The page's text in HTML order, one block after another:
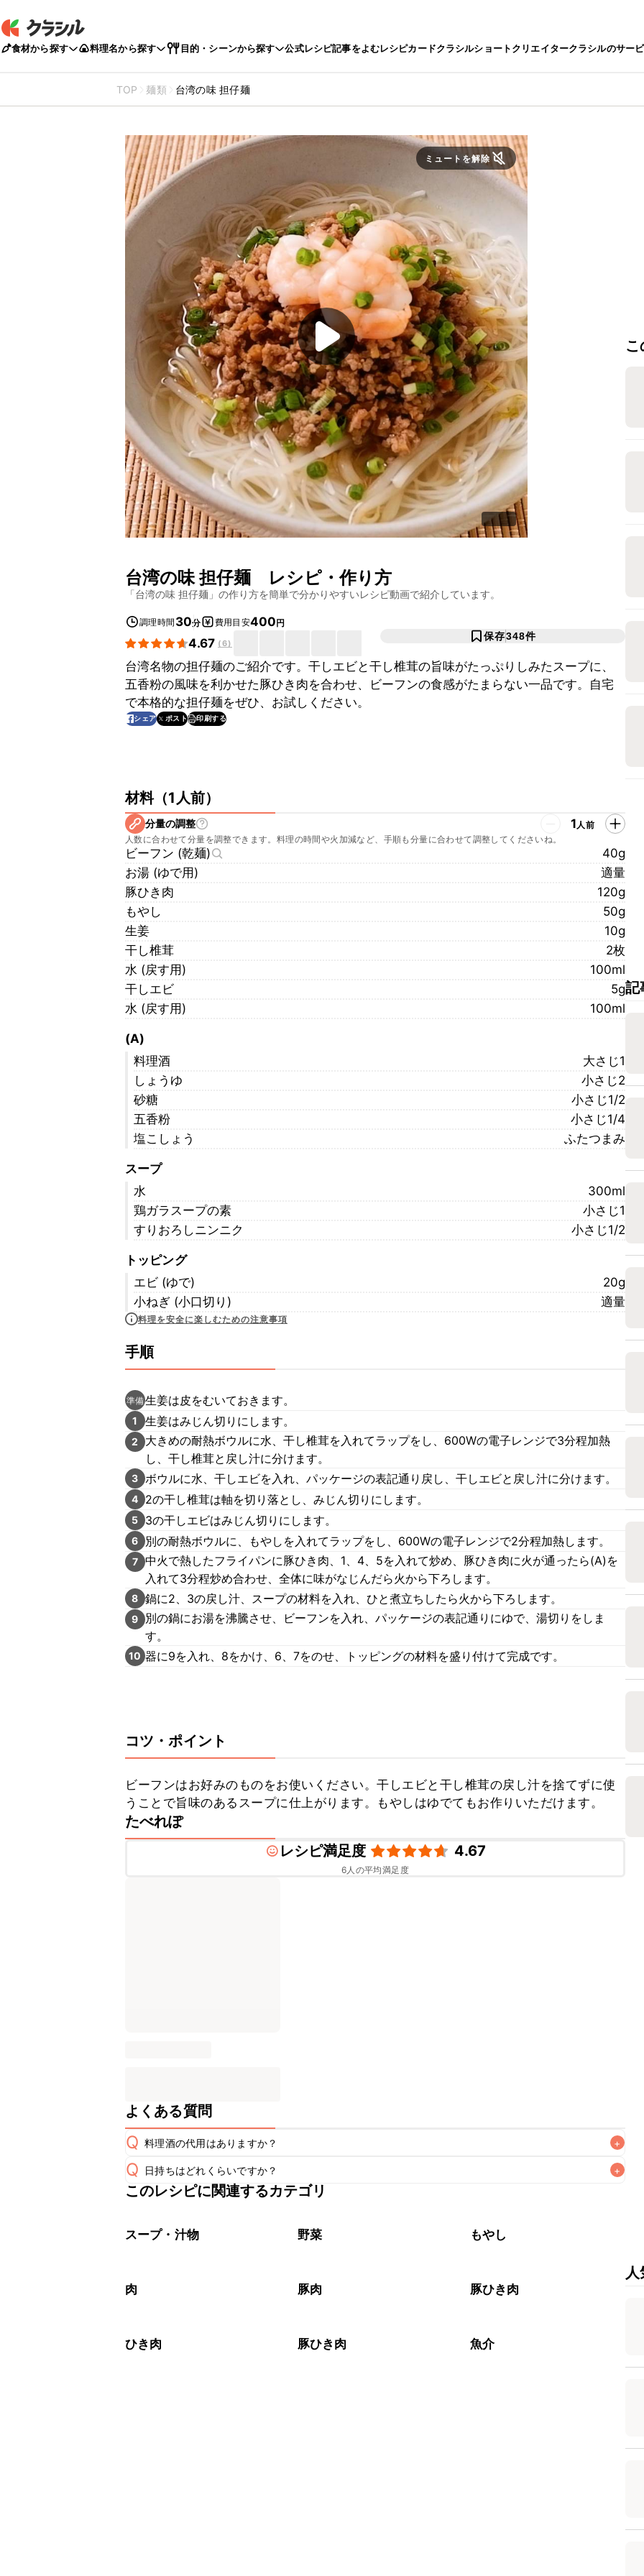
食材から探す 料理名から探す 目的・シーンから探す 公式レシピ記事をよむレシピカードクラシルショートクリエイタークラシルのサー
TOP 麺類 台湾の味 担仔麺
ミュートを解除
台湾の味 担仔麺 レシピ・作り方
「台湾の味 担仔麺 」の作り方を簡単で分かりやすいレシピ動画で紹介しています。
調理時間 30分 費用目安400円
4.67 (6)
保存348件
台湾名物の担仔麺のご紹介です。干しエビと干し椎茸の旨味がたっぷりしみたスープに、
五香粉の風味を利かせた豚ひき肉を合わせ、ビーフンの食感がたまらない一品です。自宅
で本格的な担仔麺をぜひ、お試しください。
シェア ポスト 印刷する
材料（1人前）
分量の調整 1人前
人数に合わせて分量を調整できます。料理の時間や火加減など、手順も分量に合わせて調整してくださいね。
ビーフン (乾麺)
40g
お湯 (ゆで用)
適量
豚ひき肉
120g
もやし
50g
生姜
10g
干し椎茸
2枚
水 (戻す用)
100ml
干しエビ
5g
水 (戻す用)
100ml
(A)
料理酒
大さじ1
しょうゆ
小さじ2
砂糖
小さじ1/2
五香粉
小さじ1/4
塩こしょう
ふたつまみ
スープ
水
300ml
鶏ガラスープの素
小さじ1
すりおろしニンニク
小さじ1/2
トッピング
エビ (ゆで)
20g
小ねぎ (小口切り)
適量
料理を安全に楽しむための注意事項
手順
準備生姜は皮をむいておきます。
1 生姜はみじん切りにします。
2
大きめの耐熱ボウルに水、干し椎茸を入れてラップをし、600Wの電子レンジで3分程加熱
し、干し椎茸と戻し汁に分けます。
3 ボウルに水、干しエビを入れ、パッケージの表記通り戻し、干しエビと戻し汁に分けます。
4 2の干し椎茸は軸を切り落とし、みじん切りにします。
5 3の干しエビはみじん切りにします。
6 別の耐熱ボウルに、もやしを入れてラップをし、600Wの電子レンジで2分程加熱します。
7 中火で熱したフライパンに豚ひき肉、1、4、5を入れて炒め、豚ひき肉に火が通ったら(A)を
入れて3分程炒め合わせ、全体に味がなじんだら火から下ろします。
8 鍋に2、3の戻し汁、スープの材料を入れ、ひと煮立ちしたら火から下ろします。
9
別の鍋にお湯を沸騰させ、ビーフンを入れ、パッケージの表記通りにゆで、湯切りをしま
す。
10 器に9を入れ、8をかけ、6、7をのせ、トッピングの材料を盛り付けて完成です。
コツ・ポイント
ビーフンはお好みのものをお使いください。干しエビと干し椎茸の戻し汁を捨てずに使
うことで旨味のあるスープに仕上がります。もやしはゆでてもお作りいただけます。
たべれぽ
レシピ満足度
4.67
6人の平均満足度
よくある質問
Q 料理酒の代用はありますか？ +
A
Q 日持ちはどれくらいですか？ +
こちらのレシピは出来たてをお召し上がりいただくことをおすすめします。
※日持ちは目安です。
このレシピに関連するカテゴリ
スープ・汁物 野菜 もやし
肉 豚肉 豚ひき肉
ひき肉 豚ひき肉 魚介
記